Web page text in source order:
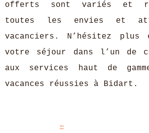
offerts sont variés et
toutes les envies et
vacanciers. N’hésitez plus
votre séjour dans l’un de
aux services haut de
vacances réussies à Bidart.